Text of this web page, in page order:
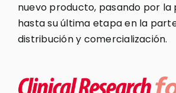
nuevo producto, pasando por la
hasta su última etapa en la
distribución y comercialización.